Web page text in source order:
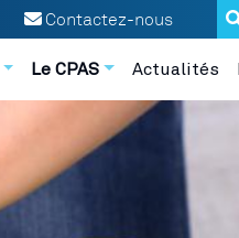
Contactez-nous
Le CPAS Actualités